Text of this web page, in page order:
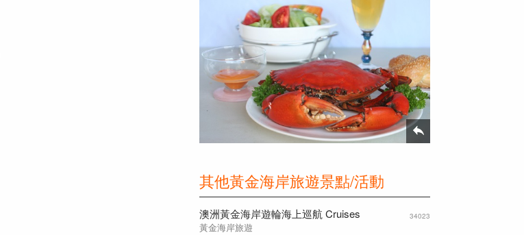
其他黃金海岸旅遊景點/活動
澳洲黃金海岸遊輪海上巡航 Cruises
黃金海岸旅遊
34023